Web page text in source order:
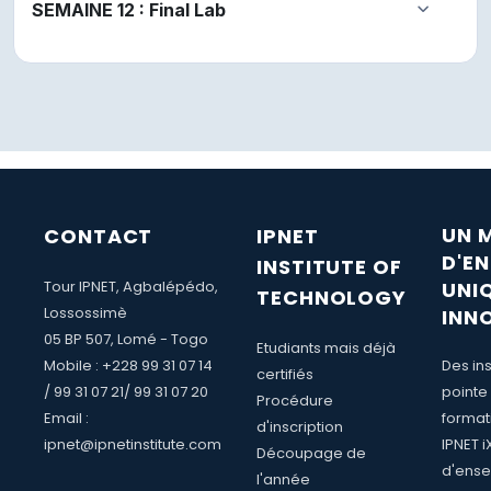
SEMAINE 12 : Final Lab Replier
CONTACT
Tour IPNET, Agbalépédo,
Lossossimè
05 BP 507, Lomé - Togo
Mobile : +228 99 31 07 14
/ 99 31 07 21/ 99 31 07 20
Email :
ipnet@ipnetinstitute.com
IPNET
INSTITUTE OF
TECHNOLOGY
Etudiants mais déjà
certifiés
Procédure
d'inscription
Découpage de
l'année
UN
Des
pointe
IPNET